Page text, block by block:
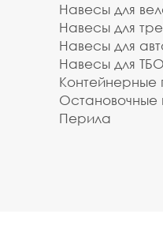
Навесы для
Навесы для
Навесы для
Навесы для ТБО
Остановочные
Перила